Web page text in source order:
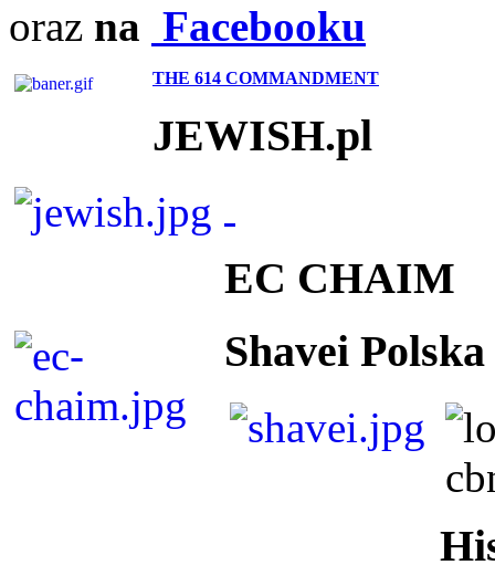
oraz na Facebooku
THE 614 COMMANDMENT
JEWISH.pl
EC CHAIM
Shavei Polska